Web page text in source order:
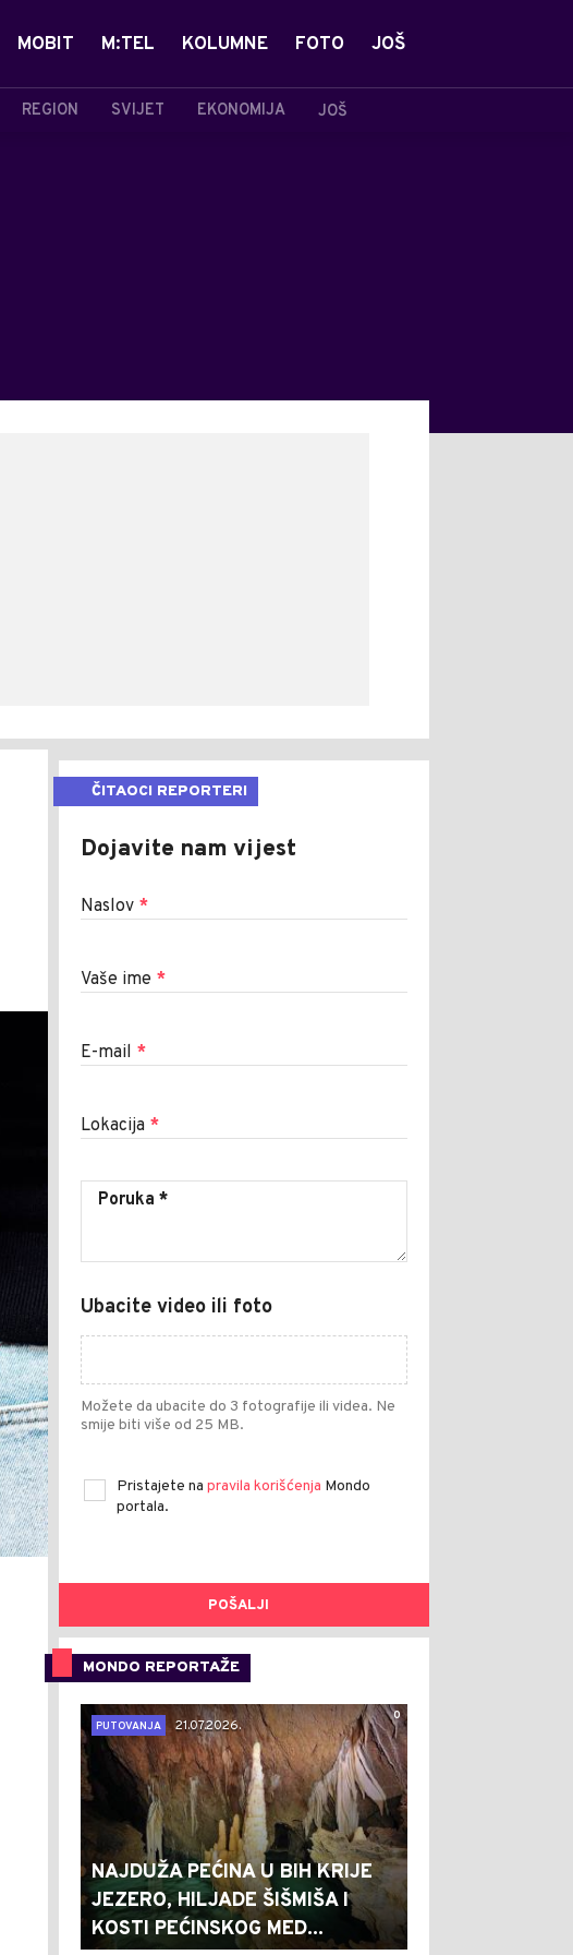
REGION SVIJET EKONOMIJA JOŠ
MOBIT M:TEL KOLUMNE FOTO JOŠ
ČITAOCI REPORTERI
Dojavite nam vijest
Naslov *
Vaše ime *
E-mail *
Lokacija *
Ubacite video ili foto
Možete da ubacite do 3 fotografije ili videa. Ne
smije biti više od 25 MB.
Pristajete na pravila korišćenja Mondo
portala.
POŠALJI
MONDO REPORTAŽE
0
PUTOVANJA
21.07.2026.
NAJDUŽA PEĆINA U BIH KRIJE
JEZERO, HILJADE ŠIŠMIŠA I
KOSTI PEĆINSKOG MED...